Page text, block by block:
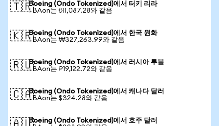
🇹🇷Boeing (Ondo Tokenized)에서 터키 리라
1 BAon는 ₺11,087.28와 같음
🇰🇷Boeing (Ondo Tokenized)에서 한국 원화
1 BAon는 ₩327,263.99와 같음
🇷🇺Boeing (Ondo Tokenized)에서 러시아 루블
1 BAon는 ₽19,122.72와 같음
🇨🇦Boeing (Ondo Tokenized)에서 캐나다 달러
1 BAon는 $324.28와 같음
Boeing (Ondo Tokenized)에서 호주 달러